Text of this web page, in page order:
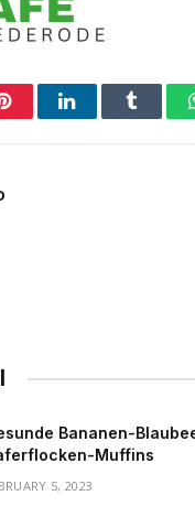
PinterestLinkedIn Tumblr
Bananen-
Muffins
5, 2023